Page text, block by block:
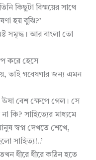
কিছুটা বিস্ময়ের সাথে
হয় বুঝি?’
সমৃদ্ধ। আর বাংলা তো
করে হেসে
তাই গবেষণার জন্য এমন
ঊষা বেশ ক্ষেপে গেল। সে
কি? সাহিত্যের মাধ্যমে
স্বপ্ন দেখতে শেখে,
সাহিত্য!..’
ধীরে ধীরে কঠিন হতে